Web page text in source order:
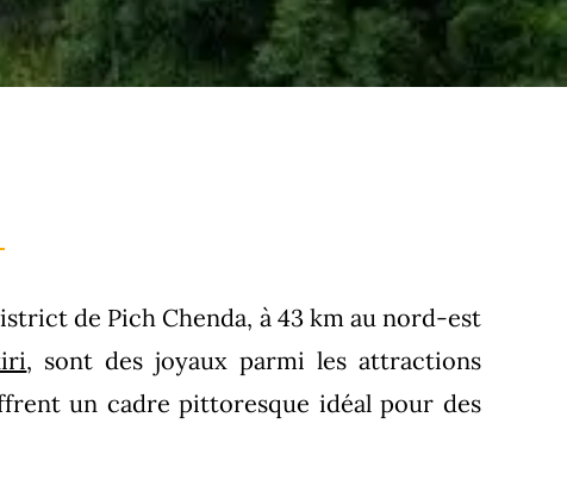
de Pich Chenda, à 43 km au nord-est
, sont des joyaux parmi les attractions
un cadre pittoresque idéal pour des